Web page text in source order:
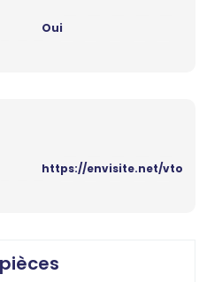
Oui
https://envisite.net/vtour/fr/